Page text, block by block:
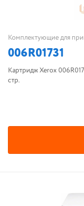
Комплектующие для
006R01731
Картридж Xerox
стр.